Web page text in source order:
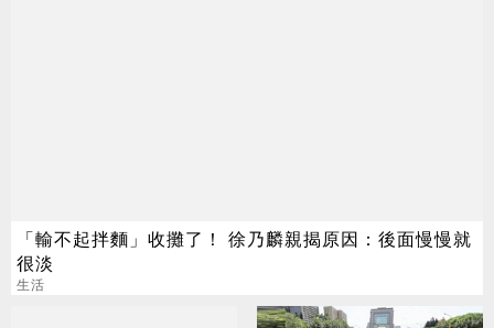
「輸不起拌麵」收攤了！ 徐乃麟親揭原因：後面慢慢就
很淡
生活